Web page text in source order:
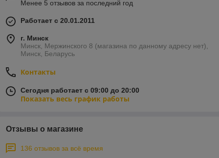
Менее 5 отзывов за последний год
Работает с 20.01.2011
г. Минск
Минск, Мержинского 8 (магазина по данному адресу нет),
Минск, Беларусь
Контакты
Сегодня работает с 09:00 до 20:00
Показать весь график работы
Отзывы о магазине
136 отзывов за всё время